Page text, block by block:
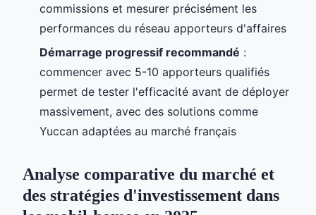
commissions et mesurer précisément les
performances du réseau apporteurs d'affaires
Démarrage progressif recommandé :
commencer avec 5-10 apporteurs qualifiés
permet de tester l'efficacité avant de déployer
massivement, avec des solutions comme
Yuccan adaptées au marché français
Analyse comparative du marché et
des stratégies d'investissement dans